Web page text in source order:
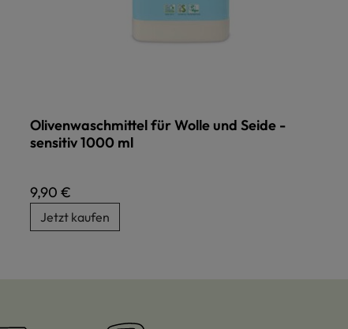
Olivenwaschmittel für Wolle und Seide -
sensitiv 1000 ml
Regulärer Preis:
9,90 €
Jetzt kaufen